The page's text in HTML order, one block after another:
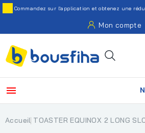
Commandez sur l'application et obtenez une
Mon compte

Accueil TOASTER EQUINOX 2 LONG